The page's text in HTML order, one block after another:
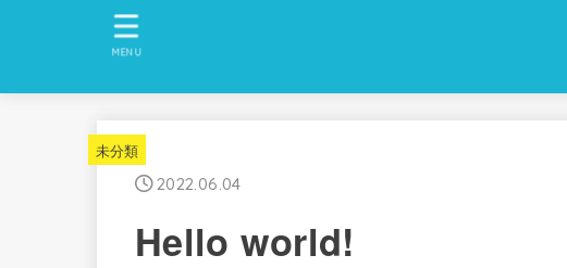
MENU
未分類
2022.06.04
Hello world!